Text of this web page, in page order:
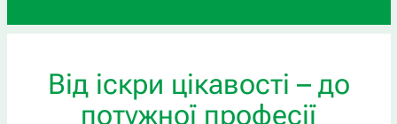
Від іскри цікавості – до
потужної професії